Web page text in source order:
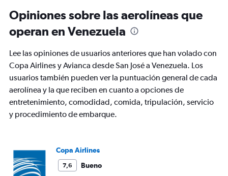
Range:
91
categories.
The
chart
1
Y
axis
displaying
Range:
Opiniones sobre las aerolíneas que
operan en Venezuela
Lee las opiniones de usuarios anteriores que han volado con
Copa Airlines y Avianca desde San José a Venezuela. Los
usuarios también pueden ver la puntuación general de cada
aerolínea y la que reciben en cuanto a opciones de
entretenimiento, comodidad, comida, tripulación, servicio
y procedimiento de embarque.
Copa Airlines
7,6
Bueno